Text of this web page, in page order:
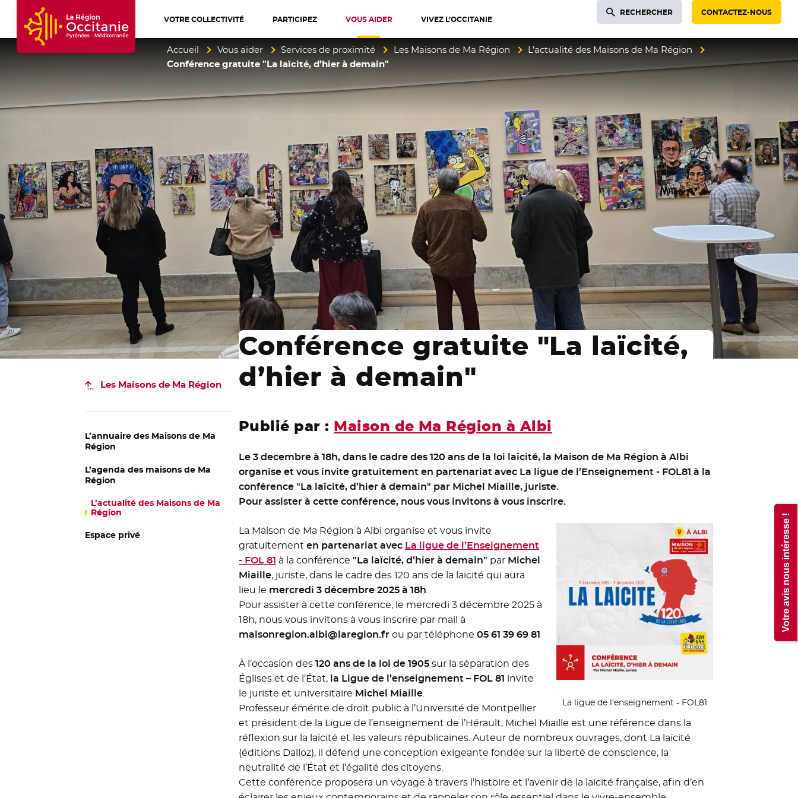
Accueil Région Occitanie / Pyrénées-Méditerranée
VOTRE COLLECTIVITÉ PARTICIPEZ VOUS AIDER VIVEZ L’OCCITANIE
RECHERCHER CONTACTEZ-NOUS
Accueil Vous aider Services de proximité Les Maisons de Ma Région
L’actualité des Maisons de Ma Région
Conférence gratuite "La laïcité, d’hier à demain"
Les Maisons de Ma Région
L’annuaire des Maisons de Ma
Région
L’agenda des maisons de Ma
Région
L’actualité des Maisons de Ma
Région
Espace privé
Conférence gratuite "La laïcité,
d’hier à demain"
Publié par : Maison de Ma Région à Albi
Le 3 decembre à 18h, dans le cadre des 120 ans de la loi laïcité, la Maison de Ma Région à Albi
organise et vous invite gratuitement en partenariat avec La ligue de l’Enseignement - FOL81 à la
conférence "La laïcité, d’hier à demain" par Michel Miaille, juriste.
Pour assister à cette conférence, nous vous invitons à vous inscrire.
La ligue de l'enseignement - FOL81
La Maison de Ma Région à Albi organise et vous invite
gratuitement en partenariat avec La ligue de l’Enseignement
- FOL 81 - Nouvelle fenêtre
à la conférence "La laïcité, d’hier à demain" par Michel
Miaille, juriste, dans le cadre des 120 ans de la laïcité qui aura
lieu le mercredi 3 décembre 2025 à 18h.
Pour assister à cette conférence, le mercredi 3 décembre 2025 à
18h, nous vous invitons à vous inscrire par mail à
maisonregion.albi@laregion.frou par téléphone 05 61 39 69 81
À l’occasion des 120 ans de la loi de 1905sur la séparation des
Églises et de l’État, la Ligue de l’enseignement – FOL 81 invite
le juriste et universitaire Michel Miaille.
Professeur émérite de droit public à l’Université de Montpellier
et président de la Ligue de l’enseignement de l’Hérault, Michel Miaille est une référence dans la
réflexion sur la laïcité et les valeurs républicaines. Auteur de nombreux ouvrages, dont La laïcité
(éditions Dalloz), il défend une conception exigeante fondée sur la liberté de conscience, la
neutralité de l’État et l’égalité des citoyens.
Cette conférence proposera un voyage à travers l’histoire et l’avenir de la laïcité française, afin d’en
Votre avis nous intéresse !